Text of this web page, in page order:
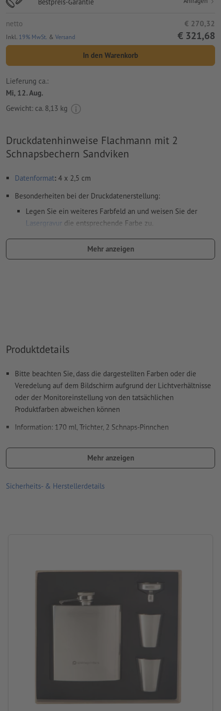
netto € 270,32
Inkl. 19% MwSt. & Versand € 321,68
In den Warenkorb
Lieferung ca.:
Mi, 12. Aug.
Gewicht: ca. 8,13 kg
Druckdatenhinweise Flachmann mit 2
Schnapsbechern Sandviken
Datenformat: 4 x 2,5 cm
Besonderheiten bei der Druckdatenerstellung:
Legen Sie ein weiteres Farbfeld an und weisen Sie der
Lasergravur die entsprechende Farbe zu.
Benennung des Farbfelds: "Laser"
Weitere Informationen und Tipps zu
Rechtschreib- und Satzfehler werden von uns nicht geprüft
Wie lege ich Druckdaten richtig an?
Mehr anzeigen
Produktdetails
Bitte beachten Sie, dass die dargestellten Farben oder die
Veredelung auf dem Bildschirm aufgrund der Lichtverhältnisse
oder der Monitoreinstellung von den tatsächlichen
Produktfarben abweichen können
Information: 170 ml, Trichter, 2 Schnaps-Pinnchen
Größe: 18,8 x 17 x 4,4 cm
Mehr anzeigen
Sicherheits- & Herstellerdetails